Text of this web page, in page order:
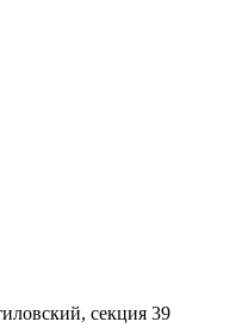
секция 39